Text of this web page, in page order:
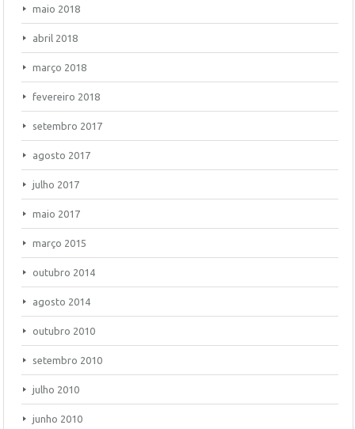
maio 2018
abril 2018
março 2018
fevereiro 2018
setembro 2017
agosto 2017
julho 2017
maio 2017
março 2015
outubro 2014
agosto 2014
outubro 2010
setembro 2010
julho 2010
junho 2010